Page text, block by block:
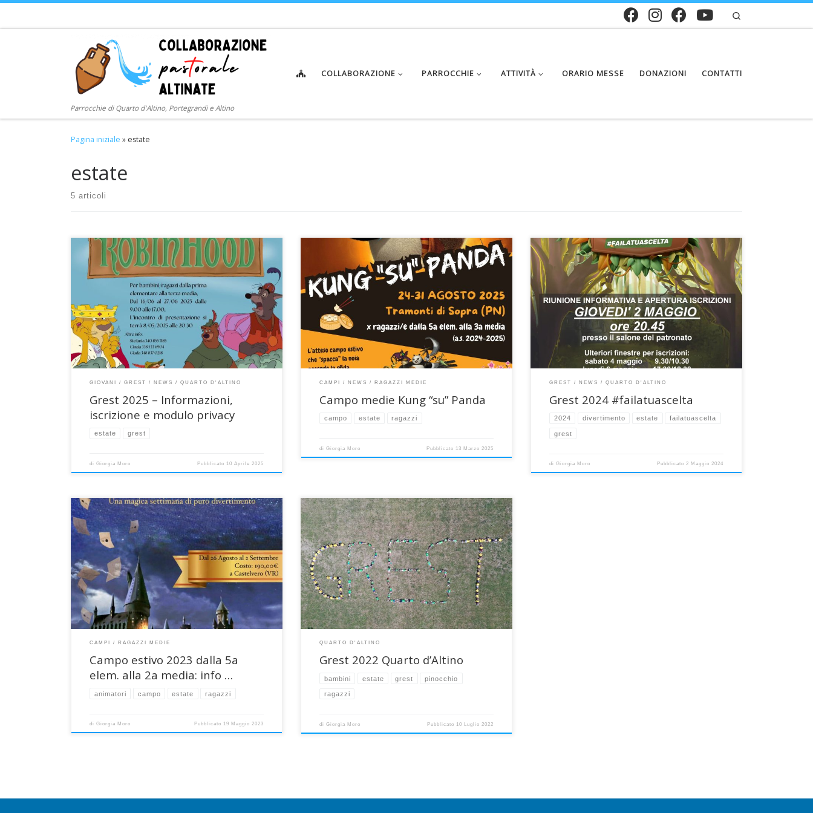
Parrocchie di Quarto d'Altino, Portegrandi e Altino
COLLABORAZIONE PARROCCHIE ATTIVITÀ ORARIO MESSE DONAZIONI CONTATTI
Pagina iniziale » estate
estate
5 articoli
Hai detto Grest?!? Robin Hood e tanti entusiasti
animatori, che si stanno preparando con
determinazione, porteranno bambini e ragazzi dentro
la nuova, grande avventura estiva tanto attesa e
desiderata del Grest 2025! Porte aperte a bambini e
ragazzi dalla 1a elementare alla 3a media. GIORNI Il
grest 2025 si terrà nei […]
GIOVANI GREST NEWS QUARTO D'ALTINO
Grest 2025 – Informazioni,
iscrizione e modulo privacy
estate grest
di Giorgia Moro Pubblicato 10 Aprile 2025
Si terrà anche quest’anno a Tramonti di Sopra (PN) nei
giorni 24-31 agosto l’atteso campo medie dalla 5a
elementare alla 3a media (anno scolastico 2024-2025),
con una grande, pazza equipe! Torneremo in Friuli
presso le fresche a apprezzate Pozze Smeraldine, méta
di tuffi e relax, nella stessa grande casa che […]
CAMPI NEWS RAGAZZI MEDIE
Campo medie Kung “su” Panda
campo estate ragazzi
di Giorgia Moro Pubblicato 13 Marzo 2025
Pronti per la nuova strabiliante avventura estiva del
Grest a Quarto d’Altino? Da lunedì 17 a venerdì 28
giugno porte aperte al divertimento! TEMA 2024
(liberamente tratto dal sito oragiovane) Scegliere tra A e
B, addirittura non-scegliere… Ogni giorno ci troviamo in
una giungla di possibilità! Siamo liberi, vero, ma […]
GREST NEWS QUARTO D'ALTINO
Grest 2024 #failatuascelta
2024 divertimento estate failatuascelta
grest
di Giorgia Moro Pubblicato2 Maggio 2024
MAGICAMPO
Nell’estate 2023 è pronta una
magica settimana di puro divertimento per ragazzi dalla
5a elementare alla 2a media (a.s. 2022-2023)
QUANDO Da sabato 26 agosto a sabato 2 settembre
2023 DOVE Castelvero di Vestenanova (VR) – Casa di
caccia “Giglio della Lessinia” conosciuta dai giovani
altinati per […]
CAMPI RAGAZZI MEDIE
Campo estivo 2023 dalla 5a
elem. alla 2a media: info …
animatori campo estate ragazzi
di Giorgia Moro Pubblicato 19 Maggio 2023
Il tema “Pinocchio” ha fatto da filo conduttore al Grest
di Quarto d’Altino da lunedì 20 giugno a venerdì 8 luglio:
le prime due settimane dedicate ai bambini delle
elementari e l’ultima ai ragazzi delle medie, tra giochi,
uscite, laboratori e sorprese. Bella e viva
partecipazione da parte dei partecipanti, […]
QUARTO D'ALTINO
Grest 2022 Quarto d’Altino
bambini estate grest pinocchio
ragazzi
di Giorgia Moro Pubblicato 10 Luglio 2022